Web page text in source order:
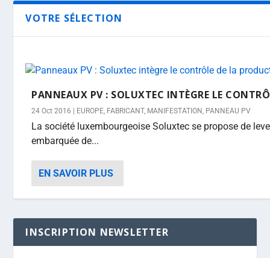
VOTRE SÉLECTION
PANNEAUX PV : SOLUXTEC INTÈGRE LE
24 Oct 2016 EUROPE, FABRICANT, MANIFESTATION, PANNEAU PV
La société luxembourgeoise Soluxtec se propose de
embarquée de...
EN SAVOIR PLUS
INSCRIPTION NEWSLETTER